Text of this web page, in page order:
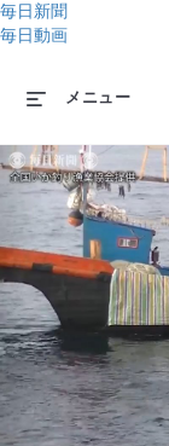
毎日新聞
毎日動画
メニュー